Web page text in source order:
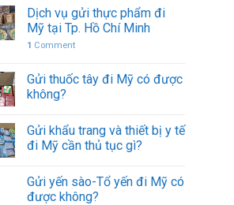
Dịch vụ gửi thực phẩm đi
Mỹ tại Tp. Hồ Chí Minh
1 Comment
Gửi thuốc tây đi Mỹ có được
không?
Gửi khẩu trang và thiết bị y tế
đi Mỹ cần thủ tục gì?
Gửi yến sào-Tổ yến đi Mỹ có
được không?